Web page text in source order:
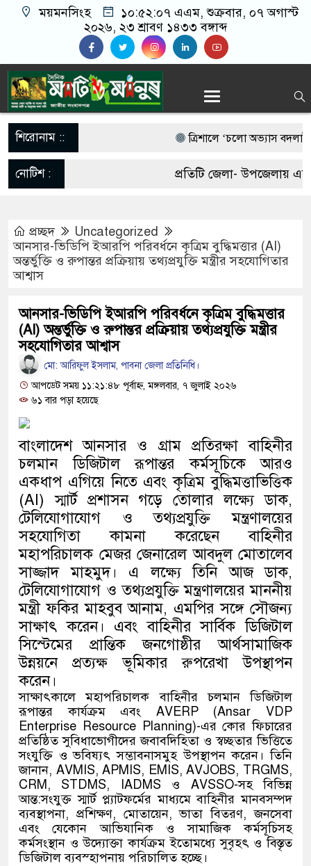
ময়মনসিংহ ১০:৫২:০৭ এএম, শুক্রবার, ০৭ অগাস্ট
২০২৬, ২৩ শ্রাবণ ১৪৩৩ বঙ্গাব্দ
শিরোনাম :: ‎ত্রিশালে ‘চলো অভ্যাস বদলাই’
আওয়ামী লীগের নিষেধাজ্ঞা
ভারী বৃষ্টিতে ছেপটখালীর
অতিবৃষ্টিতে পূর্বধলায় জনজীবন
কালীগঞ্জে মাদকসেবীকে
সরকারকে ব্যর্থ করতে দেশের
বলেছেন রিজভী
দেশের বাজারে ফের বড় ধাক্কা:
বিচার প্রক্রিয়া শুরু: হাছান-
আজ
নোটিশ :
প্রতিটি জেলা- উপজেলায়
11684104, 013-03300539.
প্রচ্ছদ
Uncategorized
আনসার-ভিডিপি ইআরপি পরিবর্ধনে কৃত্রিম বুদ্ধিমত্তার (AI)
অন্তর্ভুক্তি ও রুপান্তর প্রক্রিয়ায় তথ্যপ্রযুক্তি মন্ত্রীর সহযোগিতার
আশ্বাস
আনসার-ভিডিপি ইআরপি পরিবর্ধনে কৃত্রিম বুদ্ধিমত্তার
(AI) অন্তর্ভুক্তি ও রুপান্তর প্রক্রিয়ায় তথ্যপ্রযুক্তি মন্ত্রীর
সহযোগিতার আশ্বাস
মো: আরিফুল ইসলাম, পাবনা জেলা প্রতিনিধি।
আপডেট সময় ১১:২১:৪৮ পূর্বাহ্ন, মঙ্গলবার, ৭ জুলাই ২০২৬
৬১ বার পড়া হয়েছে
বাংলাদেশ আনসার ও গ্রাম প্রতিরক্ষা বাহিনীর
চলমান ডিজিটাল রূপান্তর কর্মসূচিকে আরও
একধাপ এগিয়ে নিতে এবং কৃত্রিম বুদ্ধিমত্তাভিত্তিক
(AI) স্মার্ট প্রশাসন গড়ে তোলার লক্ষ্যে ডাক,
টেলিযোগাযোগ ও তথ্যপ্রযুক্তি মন্ত্রণালয়ের
সহযোগিতা কামনা করেছেন বাহিনীর
মহাপরিচালক মেজর জেনারেল আবদুল মোতালেব
সাজ্জাদ মাহমুদ। এ লক্ষ্যে তিনি আজ ডাক,
টেলিযোগাযোগ ও তথ্যপ্রযুক্তি মন্ত্রণালয়ের মাননীয়
মন্ত্রী ফকির মাহবুব আনাম, এমপির সঙ্গে সৌজন্য
সাক্ষাৎ করেন। এবং বাহিনীর সার্বিক ডিজিটাল
সিস্টেমের প্রান্তিক জনগোষ্ঠীর আর্থসামাজিক
উন্নয়নে প্রত্যক্ষ ভূমিকার রুপরেখা উপস্থাপন
করেন।
সাক্ষাৎকালে মহাপরিচালক বাহিনীর চলমান ডিজিটাল
রূপান্তর কার্যক্রম এবং AVERP (Ansar VDP
Enterprise Resource Planning)-এর কোর ফিচারের
প্রতিষ্ঠিত সুবিধাভোগীদের জবাবদিহিতা ও স্বচ্ছতার ভিত্তিতে
সংযুক্তি ও ভবিষ্যৎ সম্ভাবনাসমুহ উপস্থাপন করেন। তিনি
জানান, AVMIS, APMIS, EMIS, AVJOBS, TRGMS,
CRM, STDMS, IADMS ও AVSSO-সহ বিভিন্ন
আন্ত:সংযুক্ত স্মার্ট প্ল্যাটফর্মের মাধ্যমে বাহিনীর মানবসম্পদ
ব্যবস্থাপনা, প্রশিক্ষণ, মোতায়েন, ভাতা বিতরণ, জনসেবা
এবং যেকোন আভিযানিক ও সামাজিক কর্মসূচিসহ
কর্মসংস্থান ও উদ্যোক্তা কার্যক্রম ইতোমধ্যে সুবৃহৎ ও বিস্তৃত
ডিজিটাল ব্যবস্হাপনায় পরিচালিত হচ্ছে।